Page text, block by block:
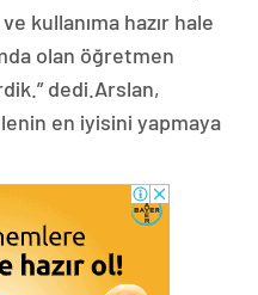
kullanıma hazır hale
olan öğretmen
dedi.Arslan,
en iyisini yapmaya